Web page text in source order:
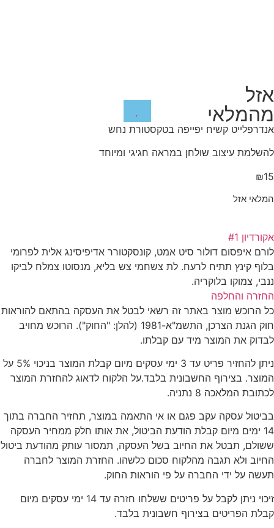
אזל
מהמלאי
אנדרפלייט קשיח יפייפה בטקסטורת נחש
להשלמת עיצוב שולחן במראה חגיגי ומיוחד
₪15
המלאי אזל
אקורדיון #1
לורם איפסום דולור סיט אמט, קונסקטורר אדיפיסינג אלית לפרומי
בלוף קינץ תתיח לרעח. לת צשחמי צש בליא, מנסוטו צמלח לביקו
ננבי, צמוקו בלוקריה.
החזרה והחלפה
כל הרוכש מוצר באתר זה רשאי לבטל את העסקה בהתאם להוראות
חוק הגנת הצרכן, התשמ"א-1981 (להלן: "החוק"). הרוכש מחויב
לבדוק את המוצר מיד עם קבלתו.
ניתן להחזיר פריט עד 3 ימי עסקים מיום קבלת המוצר בניכוי 5% על
המוצר. בצירוף החשבונית בלבד.על הלקוח לדאוג להחזרת המוצר
לכתובת המלאכה 8 נתניה.
בביטול עסקה עקב פגם או אי התאמה במוצר, תחזיר החברה בתוך
14 ימים מיום קבלת הודעת הביטול, את אותו חלק ממחיר העסקה
ששולם, תבטל את החיוב בשל העסקה, תמסור עותק מהודעת ביטול
החיוב ולא תגבה מהלקוח סכום כלשהו. החזרת המוצר לחברה
תעשה על ידי החברה על פי הוראות החוק.
זיכוי ניתן לקבל על פריטים ששלחו חזרה עד 14 ימי עסקים מיום
קבלת הפריטים בצירוף חשבונית בלבד.